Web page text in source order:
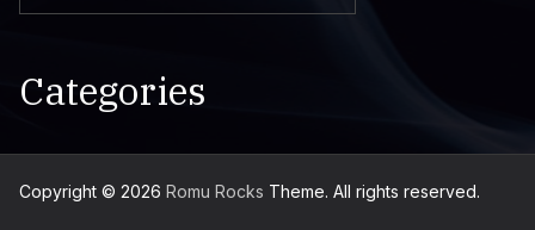
Categories
Copyright © 2026 Romu Rocks Theme. All rights reserved.